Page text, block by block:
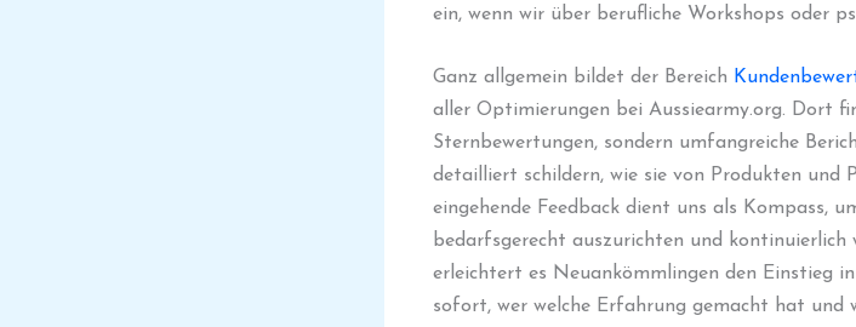
ein, wenn wir über berufliche Workshops oder
Ganz allgemein bildet der Bereich
aller Optimierungen bei Aussiearmy.org. Dort
Sternbewertungen, sondern umfangreiche
detailliert schildern, wie sie von Produkten und
eingehende Feedback dient uns als Kompass,
bedarfsgerecht auszurichten und kontinuierlich
erleichtert es Neuankömmlingen den Einstieg
sofort, wer welche Erfahrung gemacht hat und